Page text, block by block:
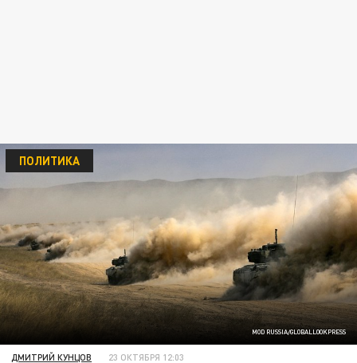
MOD RUSSIA/GLOBALLOOKPRESS
ПОЛИТИКА
ДМИТРИЙ КУНЦОВ 23 ОКТЯБРЯ 12:03